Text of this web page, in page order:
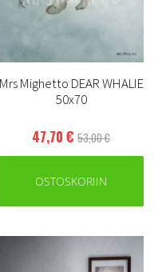
Mrs Mighetto DEAR WHALIE
50x70
47,70 € 53,00 €
OSTOSKORIIN